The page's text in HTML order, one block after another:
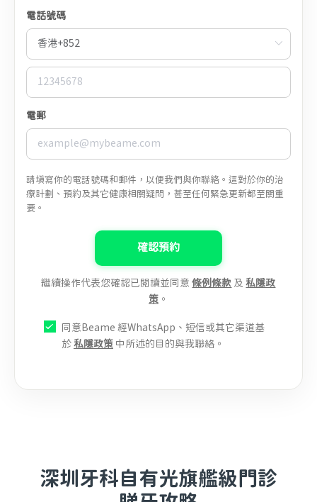
電話號碼
電郵
請填寫你的電話號碼和郵件，以便我們與你聯絡。這對於你的治
療計劃、預約及其它健康相關疑問，甚至任何緊急更新都至關重
要。
確認預約
繼續操作代表您確認已閱讀並同意條例條款 及私隱政
策。
同意Beame 經WhatsApp、短信或其它渠道基
於私隱政策中所述的目的與我聯絡。
深圳牙科自有光旗艦級門診